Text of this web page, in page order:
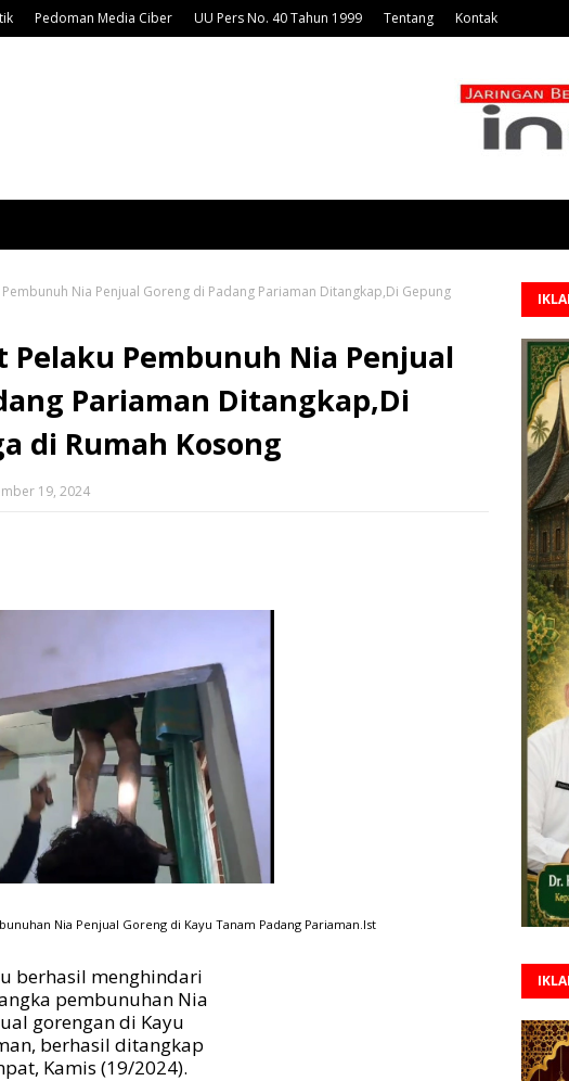
Pedoman Media Ciber UU Pers No. 40 Tahun 1999 Tentang Kontak
Nia Penjual Goreng di Padang Pariaman Ditangkap,Di Gepung
Pelaku Pembunuh Nia Penjual
Pariaman Ditangkap,Di
di Rumah Kosong
19, 2024
Nia Penjual Goreng di Kayu Tanam Padang Pariaman.Ist
berhasil menghindari
pembunuhan Nia
gorengan di Kayu
berhasil ditangkap
Kamis (19/2024).